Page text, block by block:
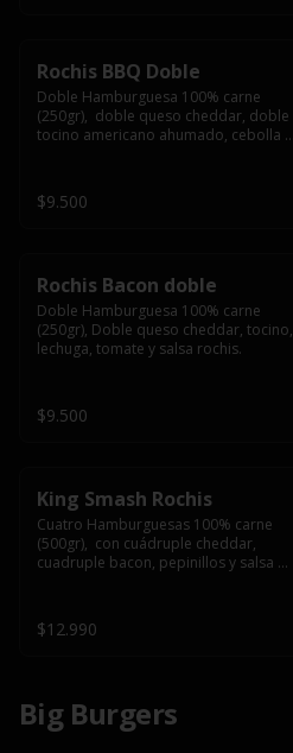
Rochis BBQ Doble
Doble Hamburguesa 100% carne
(250gr),  doble queso cheddar, doble
tocino americano ahumado, cebolla
$9.500
Rochis Bacon doble
Doble Hamburguesa 100% carne
(250gr), Doble queso cheddar, tocino,
lechuga, tomate y salsa rochis.
$9.500
King Smash Rochis
Cuatro Hamburguesas 100% carne
(500gr),  con cuádruple cheddar,
cuadruple bacon, pepinillos y salsa
$12.990
Big Burgers